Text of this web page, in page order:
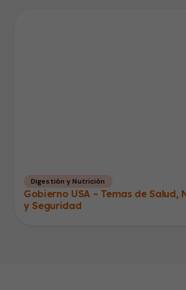
Digestión y Nutrición
Gobierno USA – Temas de Salud,
y Seguridad